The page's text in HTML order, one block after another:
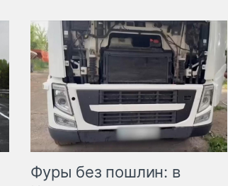
Фуры без пошлин: в